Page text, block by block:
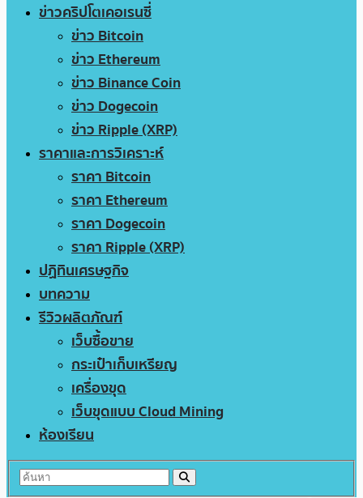
ข่าวคริปโตเคอเรนซี่
ข่าว Bitcoin
ข่าว Ethereum
ข่าว Binance Coin
ข่าว Dogecoin
ข่าว Ripple (XRP)
ราคาและการวิเคราะห์
ราคา Bitcoin
ราคา Ethereum
ราคา Dogecoin
ราคา Ripple (XRP)
ปฏิทินเศรษฐกิจ
บทความ
รีวิวผลิตภัณฑ์
เว็บซื้อขาย
กระเป๋าเก็บเหรียญ
เครื่องขุด
เว็บขุดแบบ Cloud Mining
ห้องเรียน